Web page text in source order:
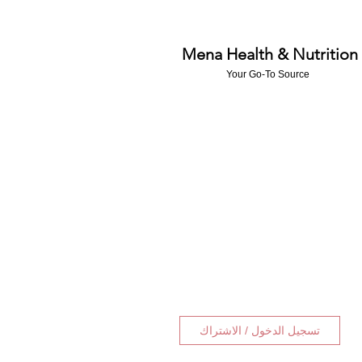
Mena Health & Nutrition
Your Go-To Source
تسجيل الدخول / الاشتراك